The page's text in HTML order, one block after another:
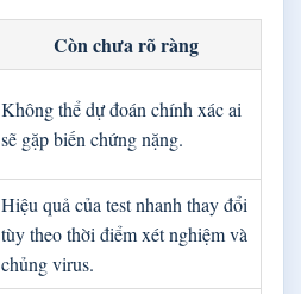
Còn chưa rõ ràng
Không thể dự đoán chính xác ai
sẽ gặp biến chứng nặng.
Hiệu quả của test nhanh thay đổi
tùy theo thời điểm xét nghiệm và
chủng virus.